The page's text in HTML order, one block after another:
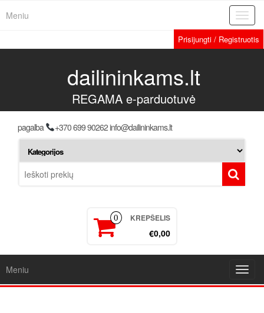
Meniu
Prisijungti / Registruotis
dailininkams.lt
REGAMA e-parduotuvė
pagalba +370 699 90262 info@dailininkams.lt
0 KREPŠELIS
€0,00
Meniu